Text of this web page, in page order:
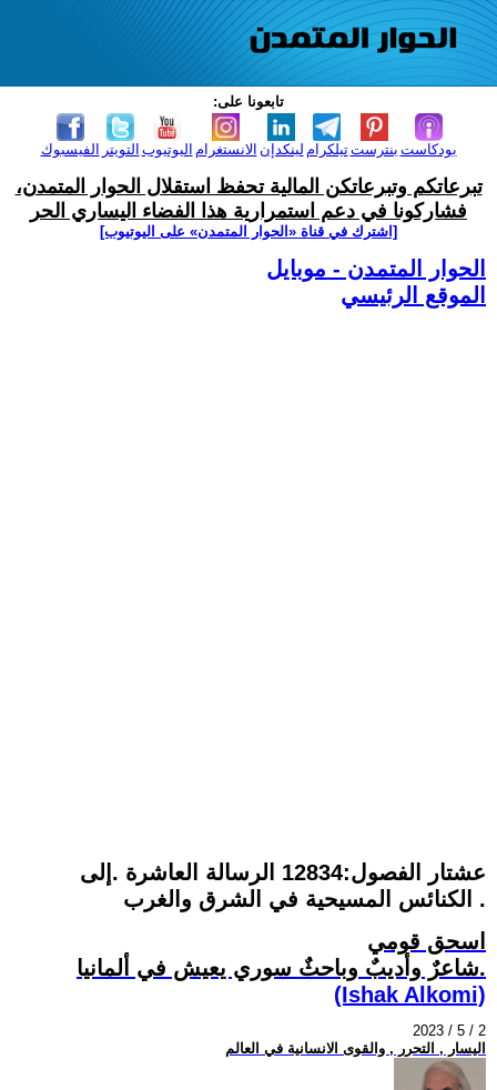
تابعونا على:
الفيسبوك التويتر اليوتيوب الانستغرام لينكدإن تيلكرامبنترست بودكاست
تبرعاتكم وتبرعاتكن المالية تحفظ استقلال الحوار المتمدن،
فشاركونا في دعم استمرارية هذا الفضاء اليساري الحر
[اشترك في قناة ‫«الحوار المتمدن» على اليوتيوب]
الحوار المتمدن - موبايل
الموقع الرئيسي
عشتار الفصول:12834 الرسالة العاشرة .إلى
الكنائس المسيحية في الشرق والغرب .
اسحق قومي
شاعرٌ وأديبٌ وباحثٌ سوري يعيش في ألمانيا.
(Ishak Alkomi)
2023 / 5 / 2
اليسار , التحرر , والقوى الانسانية في العالم